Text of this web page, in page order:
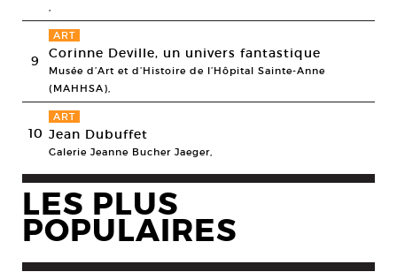
,
9
ART
Corinne Deville, un univers fantastique
Musée d’Art et d’Histoire de l’Hôpital Sainte-Anne
(MAHHSA),
10
ART
Jean Dubuffet
Galerie Jeanne Bucher Jaeger,
LES PLUS
POPULAIRES